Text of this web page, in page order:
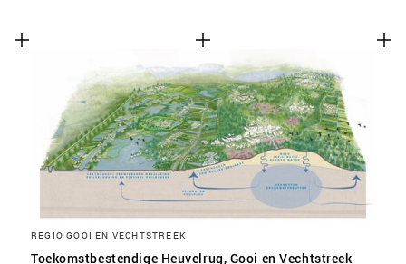
REGIO GOOI EN VECHTSTREEK
Toekomstbestendige Heuvelrug, Gooi en Vechtstreek